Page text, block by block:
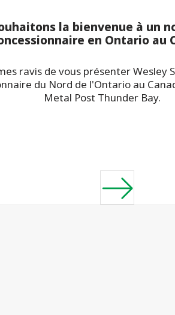
la bienvenue à un
en Ontario au
ravis de vous présenter Wesley
du Nord de l'Ontario au
Metal Post Thunder Bay.